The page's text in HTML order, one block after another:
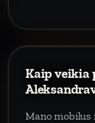
Kaip veikia
Mano mobilus